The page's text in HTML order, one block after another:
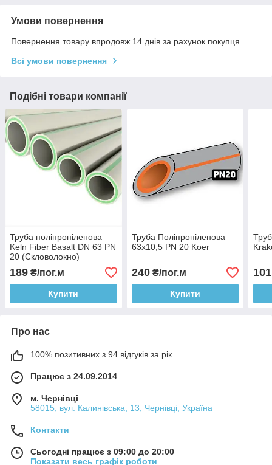
Умови повернення
Повернення товару впродовж 14 днів за рахунок покупця
Всі умови повернення
Подібні товари компанії
Труба поліпропіленова
Keln Fiber Basalt DN 63 PN
20 (Скловолокно)
189 ₴/пог.м
Купити
Труба Поліпропіленова
63х10,5 PN 20 Koer
240₴/пог.м
Купити
101
Про нас
100% позитивних з 94 відгуків за рік
Працює з 24.09.2014
м. Чернівці
58015, вул. Калинівська, 13, Чернівці, Україна
Контакти
Сьогодні працює з 09:00 до 20:00
Показати весь графік роботи